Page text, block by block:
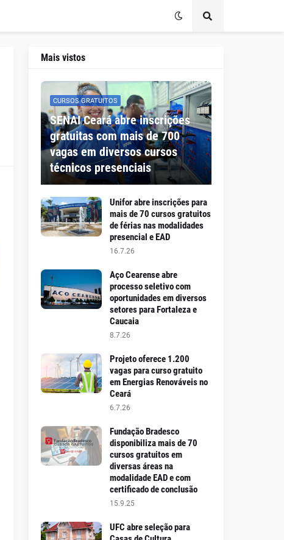
Mais vistos
CURSOS GRATUITOS
SENAI Ceará abre inscrições
gratuitas com mais de 700
vagas em diversos cursos
técnicos presenciais
Unifor abre inscrições para
mais de 70 cursos gratuitos
de férias nas modalidades
presencial e EAD
16.7.26
Aço Cearense abre
processo seletivo com
oportunidades em diversos
setores para Fortaleza e
Caucaia
8.7.26
Projeto oferece 1.200
vagas para curso gratuito
em Energias Renováveis no
Ceará
6.7.26
Fundação Bradesco
disponibiliza mais de 70
cursos gratuitos em
diversas áreas na
modalidade EAD e com
certificado de conclusão
15.9.25
UFC abre seleção para